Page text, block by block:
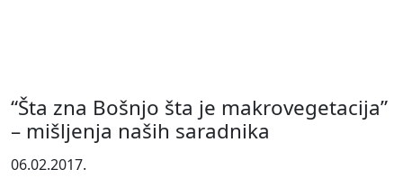
“Šta zna Bošnjo šta je makrovegetacija”
– mišljenja naših saradnika
06.02.2017.